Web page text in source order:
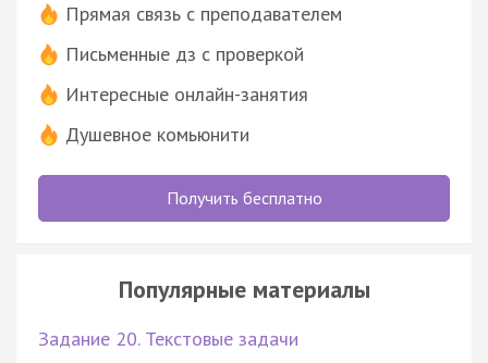
Прямая связь с преподавателем
Письменные дз с проверкой
Интересные онлайн-занятия
Душевное комьюнити
Получить бесплатно
Популярные материалы
Задание 20. Текстовые задачи